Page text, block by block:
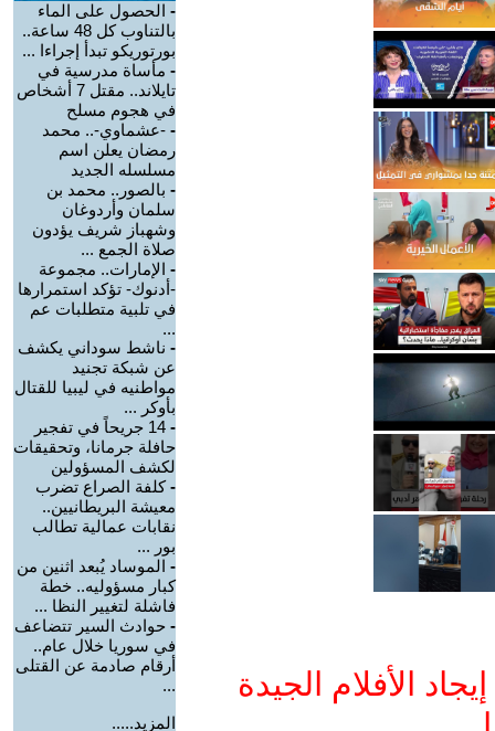
الأفلام الجيدة
- الحصول على الماء
بالتناوب كل 48 ساعة..
بورتوريكو تبدأ إجراءا ...
- مأساة مدرسية في
تايلاند.. مقتل 7 أشخاص
في هجوم مسلح
- -عشماوي-.. محمد
رمضان يعلن اسم
مسلسله الجديد
- بالصور.. محمد بن
سلمان وأردوغان
وشهباز شريف يؤدون
صلاة الجمع ...
- الإمارات.. مجموعة
-أدنوك- تؤكد استمرارها
في تلبية متطلبات عم
...
- ناشط سوداني يكشف
عن شبكة تجنيد
مواطنيه في ليبيا للقتال
بأوكر ...
-
14 جريحاً في تفجير
حافلة جرمانا، وتحقيقات
لكشف المسؤولين
-كلفة الصراع تضرب
معيشة البريطانيين..
نقابات عمالية تطالب
بور ...
- الموساد يُبعد اثنين من
كبار مسؤوليه.. خطة
فاشلة لتغيير النظا ...
- حوادث السير تتضاعف
في سوريا خلال عام..
أرقام صادمة عن القتلى
...
المزيد.....